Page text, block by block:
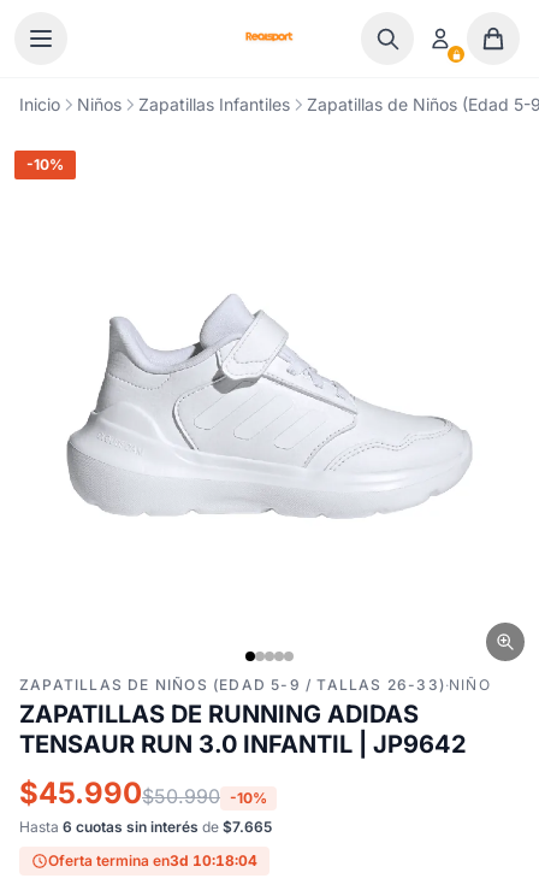
Inicio Niños Zapatillas Infantiles Zapatillas de Niños (Edad
-10%
ZAPATILLAS DE NIÑOS (EDAD 5-9 / TALLAS 26-33)·NIÑO
ZAPATILLAS DE RUNNING ADIDAS
TENSAUR RUN 3.0 INFANTIL | JP9642
$45.990$50.990 -10%
Hasta 6 cuotas sin interés de $7.665
Oferta termina en3d 10:18:03